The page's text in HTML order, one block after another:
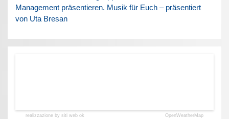
Management präsentieren. Musik für Euch – präsentiert
von Uta Bresan
realizzazione by siti web ok OpenWeatherMap